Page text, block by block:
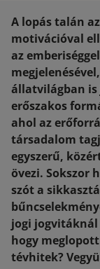
A lopás talán
motivációval
az
állatvilágban is
erőszakos
ahol az
társadalom
egyszerű,
övezi. Sokszor
szót a
jogi
hogy
tévhitek?